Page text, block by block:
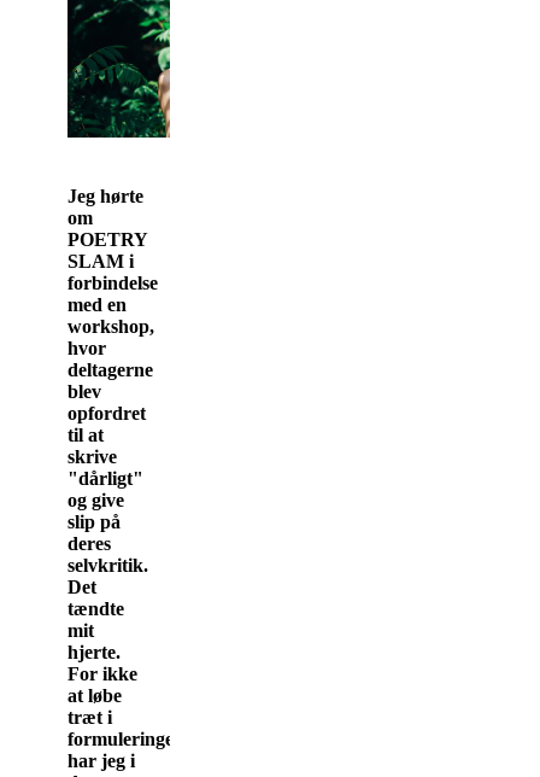
Jeg hørte
om
POETRY
SLAM i
forbindelse
med en
workshop,
hvor
deltagerne
blev
opfordret
til at
skrive
"dårligt"
og give
slip på
deres
selvkritik.
Det
tændte
mit
hjerte.
For ikke
at løbe
træt i
formuleringer,
har jeg i